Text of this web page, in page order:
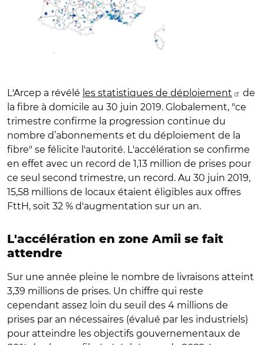
L'Arcep a révélé les statistiques de déploiement
de
la fibre à domicile au 30 juin 2019. Globalement, "ce
trimestre confirme la progression continue du
nombre d’abonnements et du déploiement de la
fibre" se félicite l'autorité. L'accélération se confirme
en effet avec un record de 1,13 million de prises pour
ce seul second trimestre, un record. Au 30 juin 2019,
15,58 millions de locaux étaient éligibles aux offres
FttH, soit 32 % d'augmentation sur un an.
L'accélération en zone Amii se fait
attendre
Sur une année pleine le nombre de livraisons atteint
3,39 millions de prises. Un chiffre qui reste
cependant assez loin du seuil des 4 millions de
prises par an nécessaires (évalué par les industriels)
pour atteindre les objectifs gouvernementaux de